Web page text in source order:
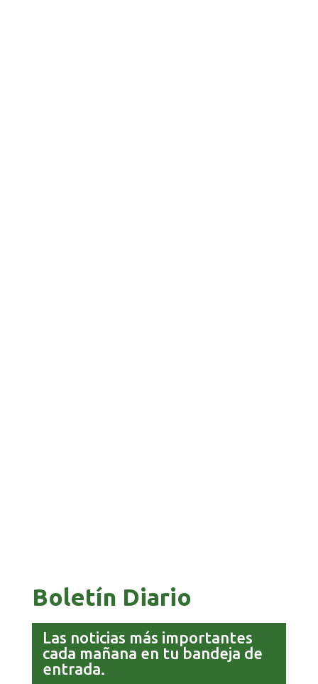
Boletín Diario
Las noticias más importantes
cada mañana en tu bandeja de
entrada.